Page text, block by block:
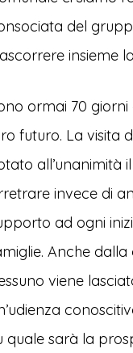
del
insieme
ormai 70
futuro. La visita
all’unanimità
invece di
ad ogni
Anche
viene
quale sarà la